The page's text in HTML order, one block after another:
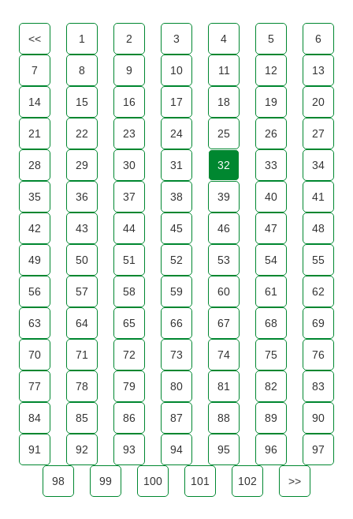
<< 1 2 3 4 5 6
7 8 9 10 11 12 13
14 15 16 17 18 19 20
21 22 23 24 25 26 27
28 29 30 31 32 33 34
35 36 37 38 39 40 41
42 43 44 45 46 47 48
49 50 51 52 53 54 55
56 57 58 59 60 61 62
63 64 65 66 67 68 69
70 71 72 73 74 75 76
77 78 79 80 81 82 83
84 85 86 87 88 89 90
91 92 93 94 95 96 97
98 99 100 101 102 >>